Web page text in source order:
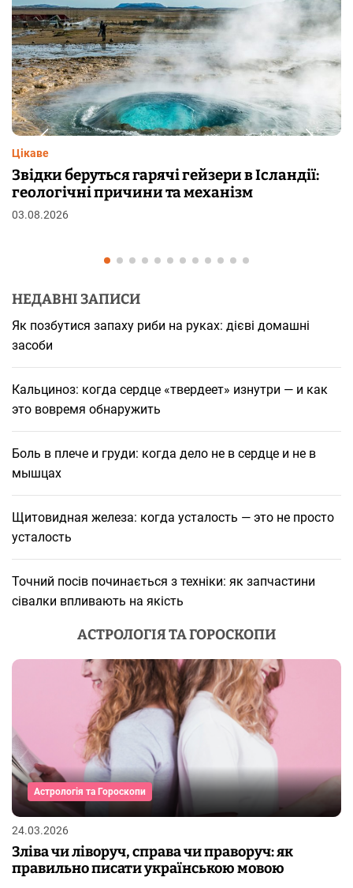
Чому від переляку з’являються
шкірі: фізіологія пілоерекції
НЕДАВНІ ЗАПИСИ
Як позбутися запаху риби на руках: дієві домашні
засоби
Кальциноз: когда сердце «твердеет» изнутри — и как
это вовремя обнаружить
Боль в плече и груди: когда дело не в сердце и не в
мышцах
Щитовидная железа: когда усталость — это не просто
усталость
Точний посів починається з техніки: як запчастини
сівалки впливають на якість
АСТРОЛОГІЯ ТА ГОРОСКОПИ
Астрологія та Гороскопи
24.03.2026
Зліва чи ліворуч, справа чи праворуч: як
правильно писати українською мовою